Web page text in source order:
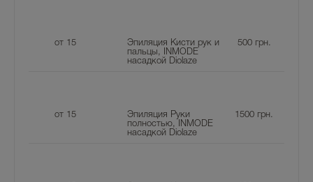
от 15
Эпиляция Кисти рук и
пальцы, INMODE
насадкой Diolaze
500грн.
от 15
Эпиляция Руки
полностью, INMODE
насадкой Diolaze
1500 грн.